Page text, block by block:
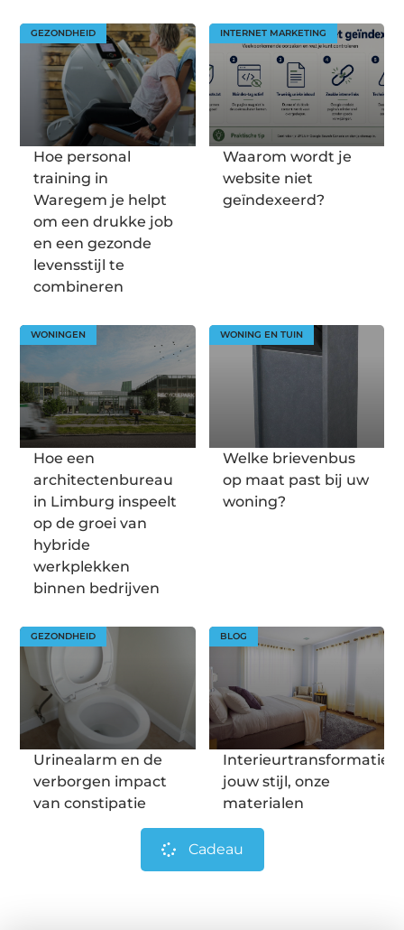
GEZONDHEID
Hoe personal
training in
Waregem je helpt
om een drukke job
en een gezonde
levensstijl te
combineren
INTERNET MARKETING
Waarom wordt je
website niet
geïndexeerd?
WONINGEN
Hoe een
architectenbureau
in Limburg inspeelt
op de groei van
hybride
werkplekken
binnen bedrijven
WONING EN TUIN
Welke brievenbus
op maat past bij uw
woning?
GEZONDHEID
Urinealarm en de
verborgen impact
van constipatie
BLOG
Interieurtransformatie:
jouw stijl, onze
materialen
Cadeau